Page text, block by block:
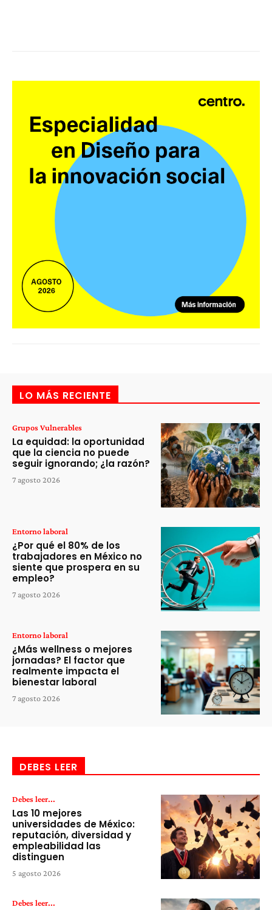
LO MÁS RECIENTE
Grupos Vulnerables
La equidad: la oportunidad
que la ciencia no puede
seguir ignorando; ¿la razón?
7 agosto 2026
Entorno laboral
¿Por qué el 80% de los
trabajadores en México no
siente que prospera en su
empleo?
7 agosto 2026
Entorno laboral
¿Más wellness o mejores
jornadas? El factor que
realmente impacta el
bienestar laboral
7 agosto 2026
DEBES LEER
Debes leer...
Las 10 mejores
universidades de México:
reputación, diversidad y
empleabilidad las
distinguen
5 agosto 2026
Debes leer...